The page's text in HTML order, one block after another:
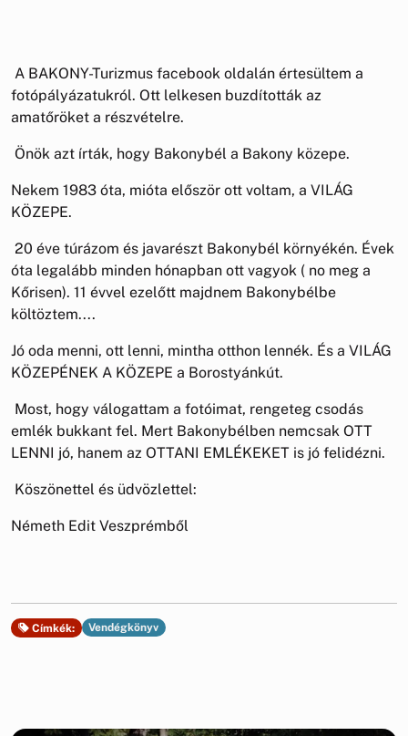
A BAKONY-Turizmus facebook oldalán értesültem a
fotópályázatukról. Ott lelkesen buzdították az
amatőröket a részvételre.
Önök azt írták, hogy Bakonybél a Bakony közepe.
Nekem 1983 óta, mióta először ott voltam, a VILÁG
KÖZEPE.
20 éve túrázom és javarészt Bakonybél környékén. Évek
óta legalább minden hónapban ott vagyok ( no meg a
Kőrisen). 11 évvel ezelőtt majdnem Bakonybélbe
költöztem....
Jó oda menni, ott lenni, mintha otthon lennék. És a VILÁG
KÖZEPÉNEK A KÖZEPE a Borostyánkút.
Most, hogy válogattam a fotóimat, rengeteg csodás
emlék bukkant fel. Mert Bakonybélben nemcsak OTT
LENNI jó, hanem az OTTANI EMLÉKEKET is jó felidézni.
Köszönettel és üdvözlettel:
Németh Edit Veszprémből
Címkék: Vendégkönyv